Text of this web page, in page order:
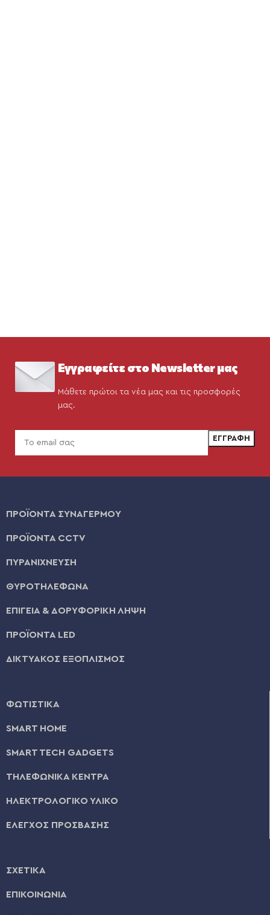
Εγγραφείτε στο Newsletter μας
Μάθετε πρώτοι τα νέα μας και τις προσφορές
μας.
ΠΡΟΪΟΝΤΑ ΣΥΝΑΓΕΡΜΟΥ
ΠΡΟΪΟΝΤΑ CCTV
ΠΥΡΑΝΙΧΝΕΥΣΗ
ΘΥΡΟΤΗΛΕΦΩΝΑ
ΕΠΙΓΕΙΑ & ΔΟΡΥΦΟΡΙΚΗ ΛΗΨΗ
ΠΡΟΪΟΝΤΑ LED
ΔΙΚΤΥΑΚΟΣ ΕΞΟΠΛΙΣΜΟΣ
ΦΩΤΙΣΤΙΚΑ
SMART HOME
SMART TECH GADGETS
ΤΗΛΕΦΩΝΙΚΑ ΚΕΝΤΡΑ
ΗΛΕΚΤΡΟΛΟΓΙΚΟ ΥΛΙΚΟ
ΕΛΕΓΧΟΣ ΠΡΟΣΒΑΣΗΣ
ΣΧΕΤΙΚΑ
ΕΠΙΚΟΙΝΩΝΙΑ